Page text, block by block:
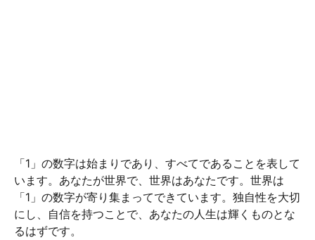
「1」の数字は始まりであり、すべてであることを表して
います。あなたが世界で、世界はあなたです。世界は
「1」の数字が寄り集まってできています。独自性を大切
にし、自信を持つことで、あなたの人生は輝くものとな
るはずです。